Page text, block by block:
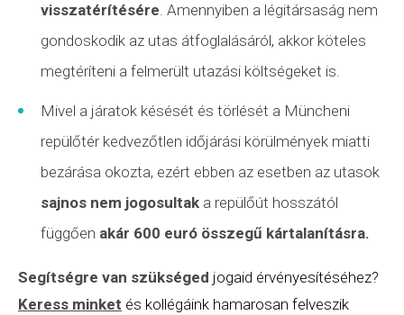
visszatérítésére. Amennyiben a légitársaság nem
gondoskodik az utas átfoglalásáról, akkor köteles
megtéríteni a felmerült utazási költségeket is.
Mivel a járatok késését és törlését a Müncheni
repülőtér kedvezőtlen időjárási körülmények miatti
bezárása okozta, ezért ebben az esetben az utasok
sajnos nem jogosultak a repülőút hosszától
függően akár 600 euró összegű kártalanításra.
Segítségre van szükséged jogaid érvényesítéséhez?
Keress minket és kollégáink hamarosan felveszik